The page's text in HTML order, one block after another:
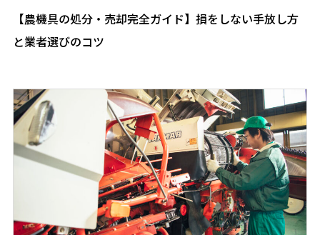
【農機具の処分・売却完全ガイド】損をしない手放し方
と業者選びのコツ